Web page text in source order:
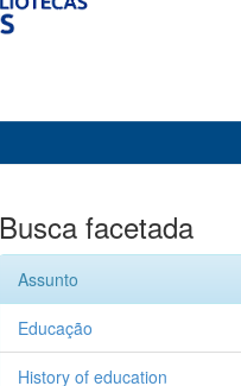
Busca facetada
Assunto
Educação
History of education